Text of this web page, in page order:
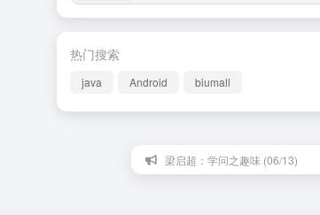
热门搜索
java Android biumall
梁启超：学问之趣味 (06/13)